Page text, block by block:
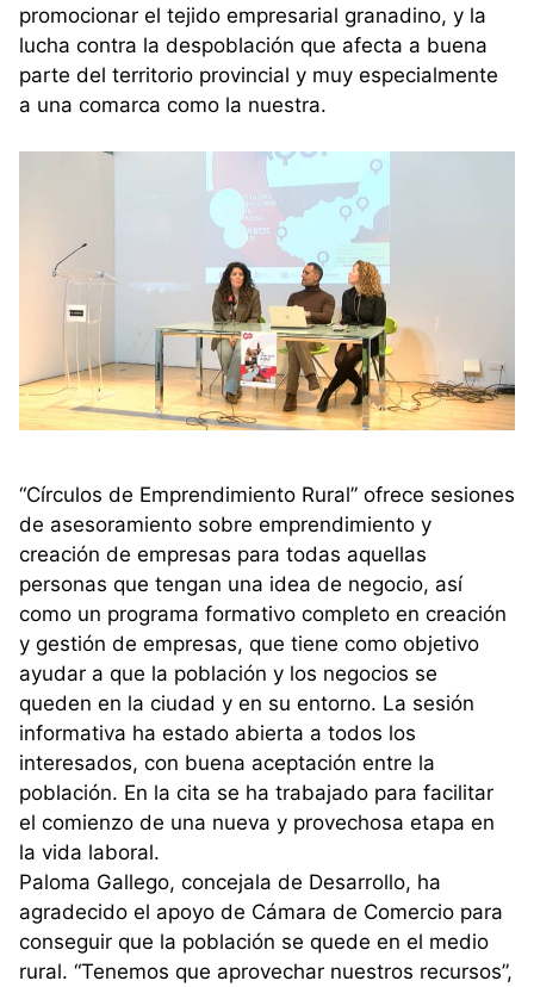
promocionar el tejido empresarial granadino, y la
lucha contra la despoblación que afecta a buena
parte del territorio provincial y muy especialmente
a una comarca como la nuestra.
“Círculos de Emprendimiento Rural” ofrece sesiones
de asesoramiento sobre emprendimiento y
creación de empresas para todas aquellas
personas que tengan una idea de negocio, así
como un programa formativo completo en creación
y gestión de empresas, que tiene como objetivo
ayudar a que la población y los negocios se
queden en la ciudad y en su entorno. La sesión
informativa ha estado abierta a todos los
interesados, con buena aceptación entre la
población. En la cita se ha trabajado para facilitar
el comienzo de una nueva y provechosa etapa en
la vida laboral.
Paloma Gallego, concejala de Desarrollo, ha
agradecido el apoyo de Cámara de Comercio para
conseguir que la población se quede en el medio
rural. “Tenemos que aprovechar nuestros recursos”,